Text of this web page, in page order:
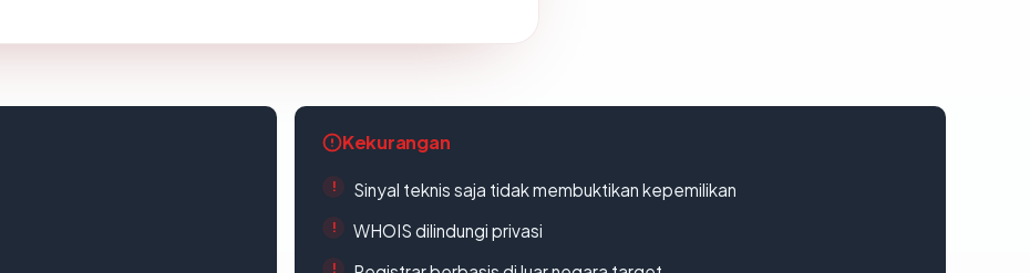
Kekurangan
Sinyal teknis saja tidak membuktikan kepemilikan
WHOIS dilindungi privasi